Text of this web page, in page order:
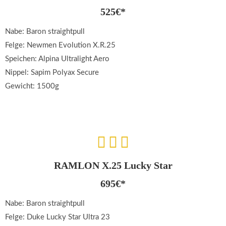
525€*
Nabe: Baron straightpull
Felge: Newmen Evolution X.R.25
Speichen: Alpina Ultralight Aero
Nippel: Sapim Polyax Secure
Gewicht: 1500g
RAMLON X.25 Lucky Star
695€*
Nabe: Baron straightpull
Felge: Duke Lucky Star Ultra 23